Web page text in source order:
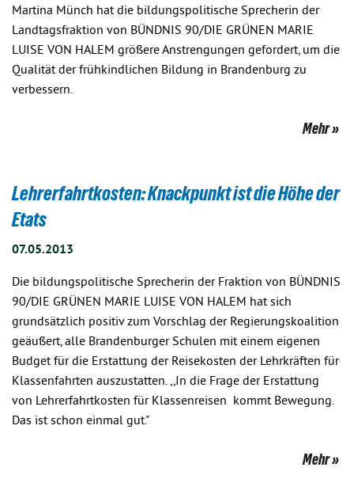
Martina Münch hat die bildungspolitische Sprecherin der
Landtagsfraktion von BÜNDNIS 90/DIE GRÜNEN MARIE
LUISE VON HALEM größere Anstrengungen gefordert, um die
Qualität der frühkindlichen Bildung in Brandenburg zu
verbessern.
Mehr
Lehrerfahrtkosten: Knackpunkt ist die Höhe der
Etats
07.05.2013
Die bildungspolitische Sprecherin der Fraktion von BÜNDNIS
90/DIE GRÜNEN MARIE LUISE VON HALEM hat sich
grundsätzlich positiv zum Vorschlag der Regierungskoalition
geäußert, alle Brandenburger Schulen mit einem eigenen
Budget für die Erstattung der Reisekosten der Lehrkräften für
Klassenfahrten auszustatten. ,,In die Frage der Erstattung
von Lehrerfahrtkosten für Klassenreisen kommt Bewegung.
Das ist schon einmal gut."
Mehr